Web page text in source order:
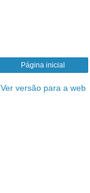
Página inicial
Ver versão para a web